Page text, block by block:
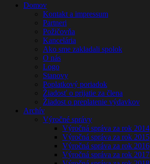
Domov
Kontakt a impressum
Partneri
Požičovňa
Kancelária
Ako sme zakladali spolok
O nás
Logo
Stanovy
Poplatkový poriadok
Žiadosť o prijatie za člena
Žiadost o preplatenie výdavkov
Archív
Výročné správy
Výročná správa za rok 2014
Výročná správa za rok 2015
Výročná správa za rok 2016
Výročná správa za rok 2017